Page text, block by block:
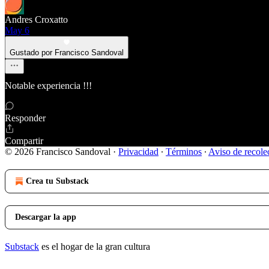
Andres Croxatto
May 6
Gustado por Francisco Sandoval
Notable experiencia !!!
Responder
Compartir
© 2026 Francisco Sandoval · Privacidad ∙ Términos ∙ Aviso de
Crea tu Substack
Descargar la app
Substack es el hogar de la gran cultura